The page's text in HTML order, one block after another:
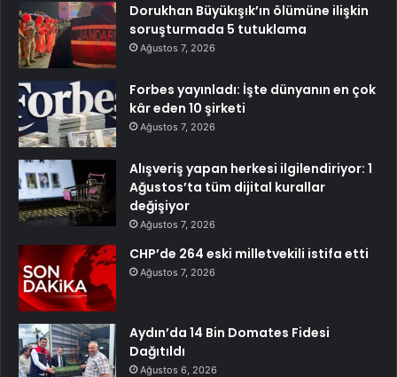
Dorukhan Büyükışık’ın ölümüne ilişkin
soruşturmada 5 tutuklama
Ağustos 7, 2026
Forbes yayınladı: İşte dünyanın en çok
kâr eden 10 şirketi
Ağustos 7, 2026
Alışveriş yapan herkesi ilgilendiriyor: 1
Ağustos’ta tüm dijital kurallar
değişiyor
Ağustos 7, 2026
CHP’de 264 eski milletvekili istifa etti
Ağustos 7, 2026
Aydın’da 14 Bin Domates Fidesi
Dağıtıldı
Ağustos 6, 2026